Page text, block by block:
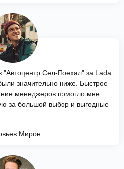
"Автоцентр Сел-Поехал" за Lada
значительно ниже. Быстрое
менеджеров помогло мне
за большой выбор и выгодные
Мирон